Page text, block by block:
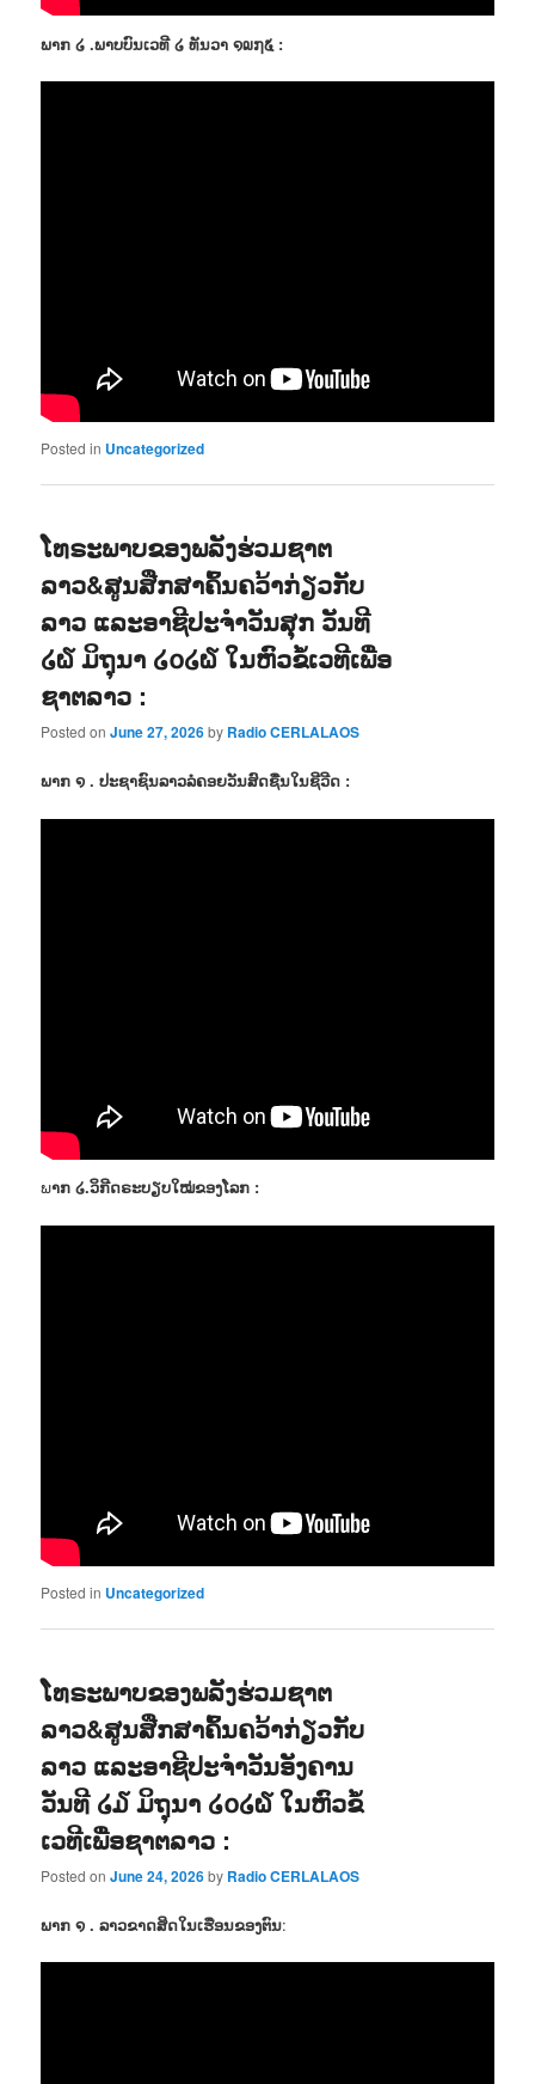
ພາກ ໒ .ພາບບົນເວທີ ໒ ທັນວາ ໑໙໗໕ :
Posted in Uncategorized
ໂທຣະພາບຂອງພລັງຮ່ວມຊາຕ
ລາວ&ສູນສືກສາຄົ້ນຄວ້າກ່ຽວກັບ
ລາວ ແລະອາຊີປະຈຳວັນສຸກ ວັນທີ
໒໖ ມິຖຸນາ ໒໐໒໖ ໃນຫົວຂໍ້ເວທີເພື່ອ
ຊາຕລາວ :
Posted onJune 27, 2026by Radio CERLALAOS
ພາກ ໑ . ປະຊາຊົນລາວລໍຄອຍວັນສົດຊື່ນໃນຊີວີດ :
ພາກ ໒.ວິກີດຣະບຽບໃໝ່ຂອງໂລກ :
Posted in Uncategorized
ໂທຣະພາບຂອງພລັງຮ່ວມຊາຕ
ລາວ&ສູນສືກສາຄົ້ນຄວ້າກ່ຽວກັບ
ລາວ ແລະອາຊີປະຈຳວັນອັງຄານ
ວັນທີ ໒໓ ມິຖຸນາ ໒໐໒໖ ໃນຫົວຂໍ້
ເວທີເພື່ອຊາຕລາວ :
Posted onJune 24, 2026by Radio CERLALAOS
ພາກ ໑ . ລາວຂາດສິດໃນເຮືອນຂອງຕົນ: